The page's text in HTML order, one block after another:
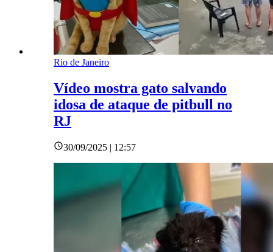
Rio de Janeiro
Vídeo mostra gato salvando
idosa de ataque de pitbull no
RJ
30/09/2025 | 12:57